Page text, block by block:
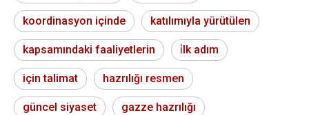
koordinasyon içinde katılımıyla yürütülen
kapsamındaki faaliyetlerin i̇lk adım
için talimat hazrılığı resmen
güncel siyaset gazze hazrılığı